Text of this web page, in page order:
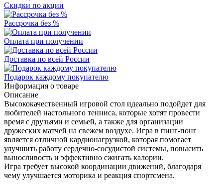
Скидки по акции
Рассрочка без %
Оплата при получении
Доставка по всей России
Подарок каждому покупателю
Информация о товаре
Описание
Высококачественный игровой стол идеально подойдет для
любителей настольного тенниса, которые хотят провести
время с друзьями и семьей, а также для организации
дружеских матчей на свежем воздухе. Игра в пинг-понг
является отличной кардионагрузкой, которая помогает
улучшить работу сердечно-сосудистой системы, повысить
выносливость и эффективно сжигать калории.
Игра требует высокой координации движений, благодаря
чему улучшается моторика и реакция спортсмена.